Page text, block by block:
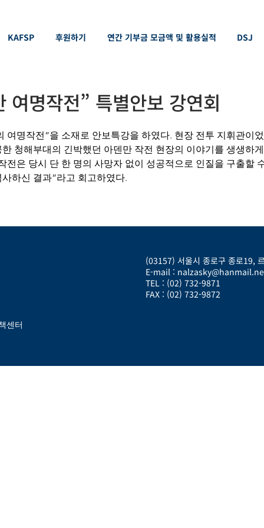
KAFSP 후원하기 연간 기부금 모금액 및 활용실적 DSJ
여명작전” 특별안보 강연회
여명작전”을 소재로 안보특강을 하였다. 현장 전투 지휘관이
청해부대의 긴박했던 아덴만 작전 현장의 이야기를 생생하
전은 당시 단 한 명의 사망자 없이 성공적으로 인질을 구출할
하신 결과”라고 회고하였다.
(03157) 서울시 종로구 종로19,
E-mail :
TEL : (02) 732-9871
FAX : (02) 732-9872
센터